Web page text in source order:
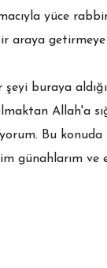
yüce
araya getirmeye
buraya
Allah'a
Bu konuda
günahlarım